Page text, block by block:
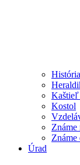
História
Kaštieľ
Kostol
Známe
Úrad